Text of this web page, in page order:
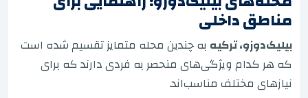
مناطق داخلی
بیلیک‌دوزو، ترکیه به چندین محله متمایز تقسیم شده است
که هر کدام ویژگی‌های منحصر به فردی دارند که برای
نیازهای مختلف مناسب‌اند.